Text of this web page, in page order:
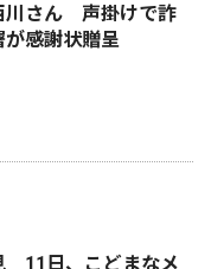
川さん 声掛けで詐
感謝状贈呈
11日、こどまなメ